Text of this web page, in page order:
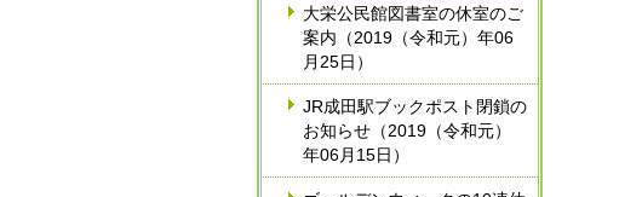
大栄公民館図書室の休室のご
案内（2019（令和元）年06
月25日）
JR成田駅ブックポスト閉鎖の
お知らせ（2019（令和元）
年06月15日）